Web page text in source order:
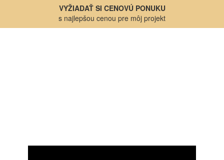
VYŽIADAŤ SI CENOVÚ PONUKU
s najlepšou cenou pre môj projekt